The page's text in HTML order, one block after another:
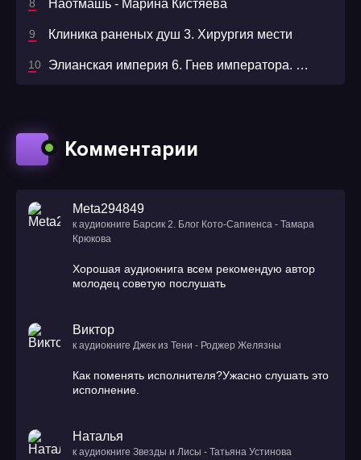
Наотмашь - Марина Кистяева
Клиника раненых душ 3. Хирургия мести
Элианская империя 6. Гнев императора. Дорога домой - Иар Эльтеррус
Комментарии
Meta294849
к аудиокниге Барсик 2. Блог Кото-Сапиенса - Тамара
Крюкова
Хорошая аудиокнига всем рекомендую автор
молодец советую послушать
Виктор
к аудиокниге Джек из Тени - Роджер Желязны
Как поменять исполнителя?Ужасно слушать это
исполнение.
Наталья
к аудиокниге Звезды и Лисы - Татьяна Устинова